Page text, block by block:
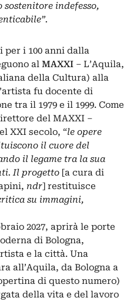
indefesso,
per i 100 anni dalla
al MAXXI – L’Aquila,
della Cultura) alla
fu docente di
tra il 1979 e il 1999. Come
del MAXXI –
XXI secolo, “le opere
il cuore del
il legame tra la sua
Il progetto [a cura di
ndr] restituisce
su immagini,
2027, aprirà le porte
di Bologna,
e la città. Una
all’Aquila, da Bologna a
di questo numero)
della vita e del lavoro